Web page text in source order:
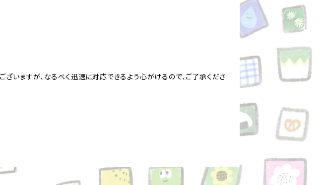
ますが、なるべく迅速に対応できるよう心がけるので、ご了承くださ